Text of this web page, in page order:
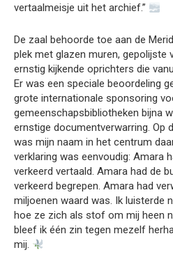
vertaalmeisje uit het archief.”
De zaal behoorde toe aan de
plek met glazen muren, gepolijste
ernstig kijkende oprichters die
Er was een speciale beoordeling
grote internationale sponsoring
gemeenschapsbibliotheken bijna
ernstige documentverwarring. Op
was mijn naam in het centrum
verklaring was eenvoudig: Amara
verkeerd vertaald. Amara had de
verkeerd begrepen. Amara had
miljoenen waard was. Ik luisterde
hoe ze zich als stof om mij heen
bleef ik één zin tegen mezelf
mij.